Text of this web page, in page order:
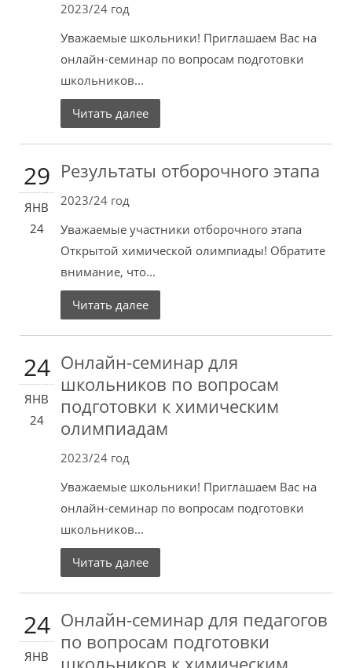
2023/24 год
Уважаемые школьники! Приглашаем Вас на
онлайн-семинар по вопросам подготовки
школьников...
Читать далее
29
ЯНВ
24
Результаты отборочного этапа
2023/24 год
Уважаемые участники отборочного этапа
Открытой химической олимпиады! Обратите
внимание, что...
Читать далее
24
ЯНВ
24
Онлайн-семинар для
школьников по вопросам
подготовки к химическим
олимпиадам
2023/24 год
Уважаемые школьники! Приглашаем Вас на
онлайн-семинар по вопросам подготовки
школьников...
Читать далее
24
ЯНВ
Онлайн-семинар для педагогов
по вопросам подготовки
школьников к химическим